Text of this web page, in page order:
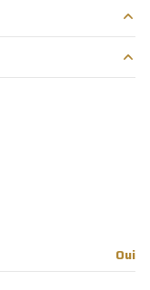
Oui